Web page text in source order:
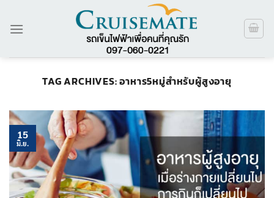
TAG ARCHIVES:อาหาร5หมู่สำหรับผู้สูงอายุ
15
มิ.ย.